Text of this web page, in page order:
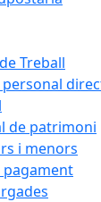
Treball
de patrimoni
i menors
pagament